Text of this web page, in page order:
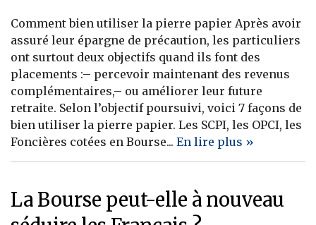
Assurance Vie
Patrimoine
Immobilier
Banque
Comment bien utiliser la pierre papier Après avoir
assuré leur épargne de précaution, les particuliers
ont surtout deux objectifs quand ils font des
placements :– percevoir maintenant des revenus
complémentaires,– ou améliorer leur future
retraite. Selon l’objectif poursuivi, voici 7 façons de
bien utiliser la pierre papier. Les SCPI, les OPCI, les
Foncières cotées en Bourse... En lire plus »
La Bourse peut-elle à nouveau